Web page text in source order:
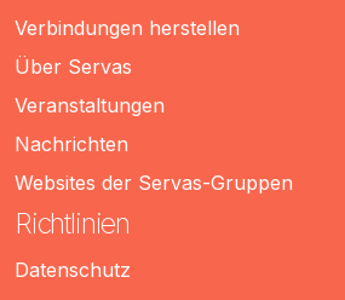
Verbindungen herstellen
Über Servas
Veranstaltungen
Nachrichten
Websites der Servas-Gruppen
Richtlinien
Datenschutz